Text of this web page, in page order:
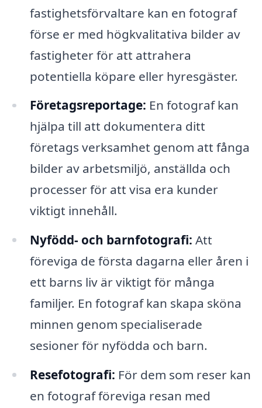
fastighetsförvaltare kan en fotograf
förse er med högkvalitativa bilder av
fastigheter för att attrahera
potentiella köpare eller hyresgäster.
Företagsreportage: En fotograf kan
hjälpa till att dokumentera ditt
företags verksamhet genom att fånga
bilder av arbetsmiljö, anställda och
processer för att visa era kunder
viktigt innehåll.
Nyfödd- och barnfotografi: Att
föreviga de första dagarna eller åren i
ett barns liv är viktigt för många
familjer. En fotograf kan skapa sköna
minnen genom specialiserade
sesioner för nyfödda och barn.
Resefotografi: För dem som reser kan
en fotograf föreviga resan med